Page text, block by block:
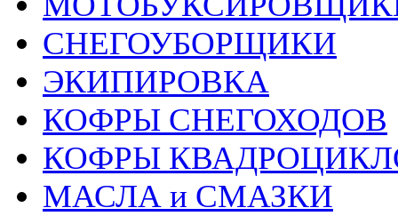
СНЕГОУБОРЩИКИ
ЭКИПИРОВКА
КОФРЫ СНЕГОХОДОВ
КОФРЫ
МАСЛА и СМАЗКИ